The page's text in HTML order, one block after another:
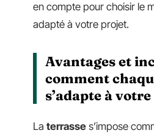
en compte pour choisir le
adapté à votre projet.
Avantages et
comment
s’adapte à
La terrasse s’impose